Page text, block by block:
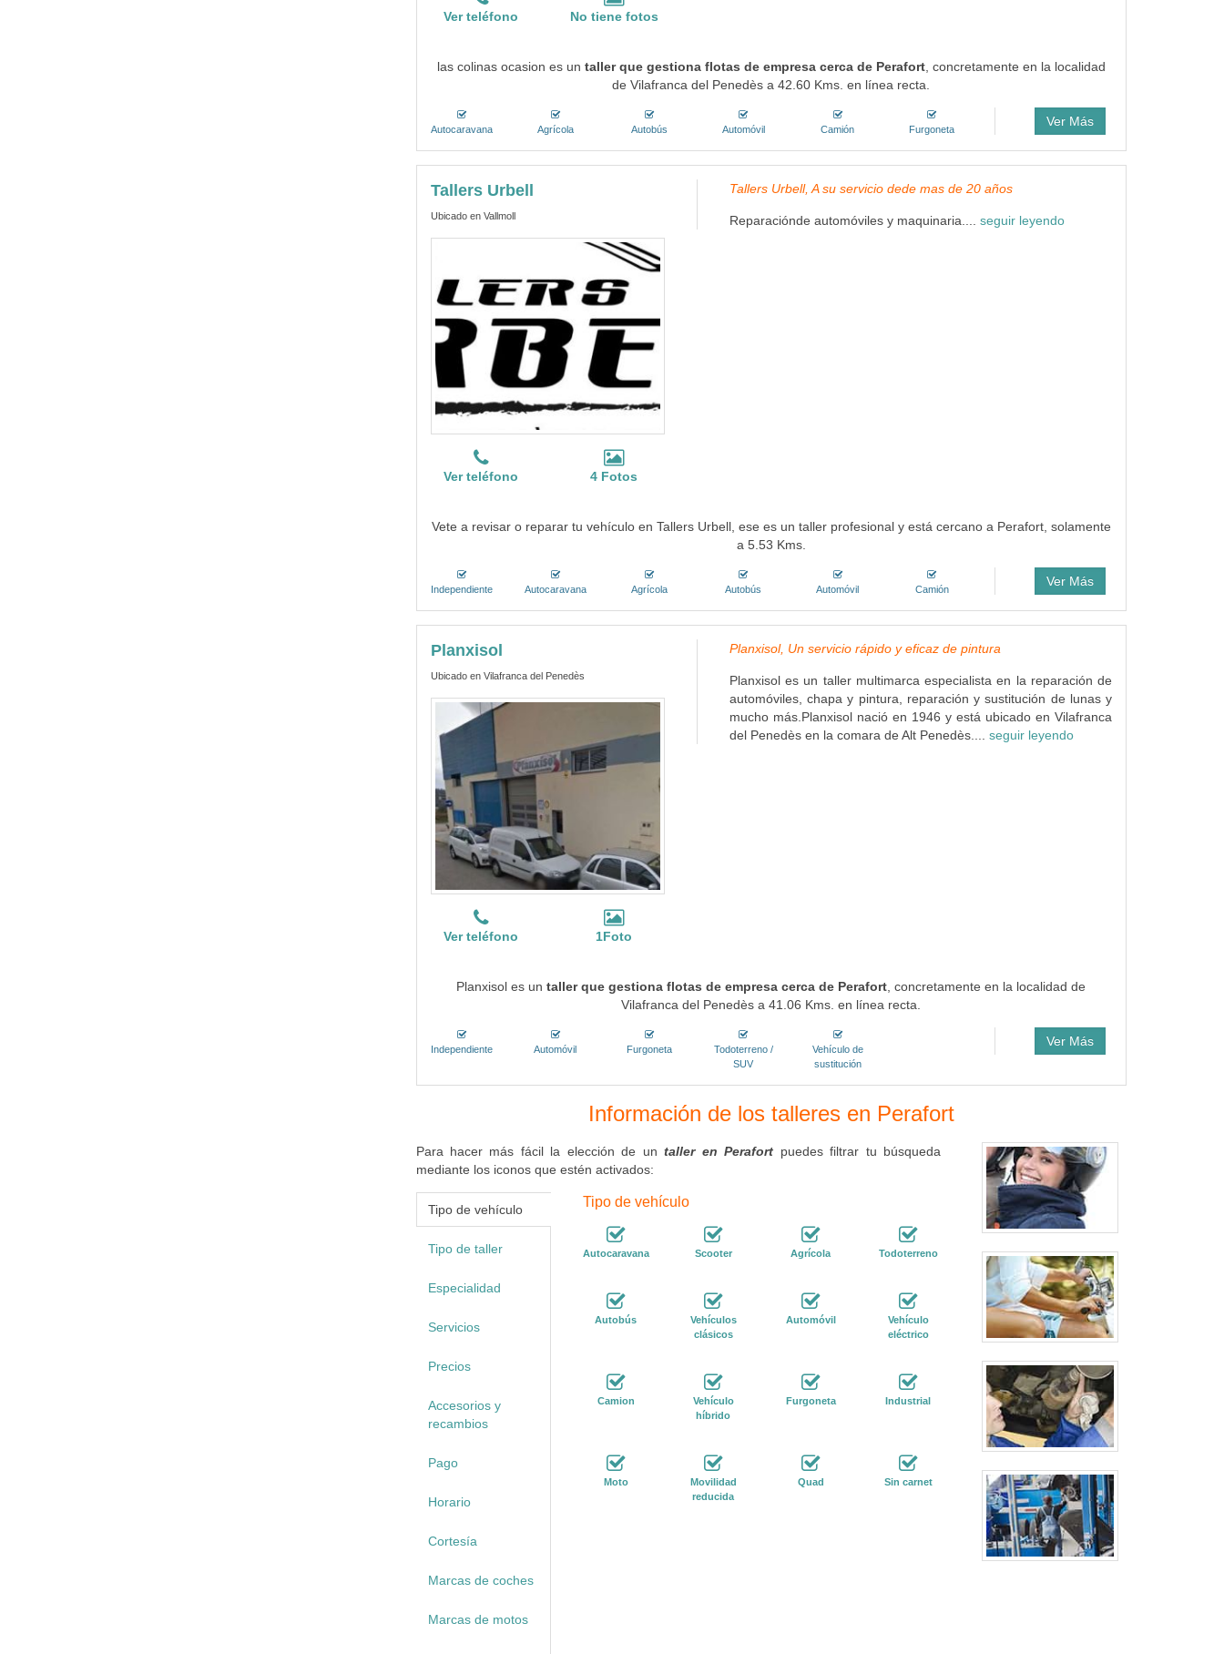
Ver teléfono No tiene fotos
las colinas ocasion es un taller que gestiona flotas de empresa cerca de Perafort, concretamente en la localidad
de Vilafranca del Penedès a 42.60 Kms. en línea recta.
Autocaravana Agrícola Autobús Automóvil Camión Furgoneta
Ver Más
Tallers Urbell
Ubicado en Vallmoll
Ver teléfono 4 Fotos
Tallers Urbell, A su servicio dede mas de 20 años
Reparaciónde automóviles y maquinaria.... seguir leyendo
Vete a revisar o reparar tu vehículo en Tallers Urbell, ese es un taller profesional y está cercano a Perafort, solamente
a 5.53 Kms.
Independiente Autocaravana Agrícola Autobús Automóvil Camión
Ver Más
Planxisol
Ubicado en Vilafranca del Penedès
Ver teléfono 1Foto
Planxisol, Un servicio rápido y eficaz de pintura
Planxisol es un taller multimarca especialista en la reparación de
automóviles, chapa y pintura, reparación y sustitución de lunas y
mucho más.Planxisol nació en 1946 y está ubicado en Vilafranca
del Penedès en la comara de Alt Penedès.... seguir leyendo
Planxisol es untaller que gestiona flotas de empresa cerca de Perafort , concretamente en la localidad de
Vilafranca del Penedès a 41.06 Kms. en línea recta.
Independiente Automóvil Furgoneta
Todoterreno /
SUV
Vehículo de
sustitución
Ver Más
Información de los talleres en Perafort
Para hacer más fácil la elección de untaller en Perafort puedes filtrar tu búsqueda
mediante los iconos que estén activados:
Tipo de vehículo
Tipo de taller
Especialidad
Servicios
Precios
Accesorios y
recambios
Pago
Horario
Cortesía
Marcas de coches
Marcas de motos
Tipo de vehículo
Autocaravana Scooter Agrícola Todoterreno
Autobús
Vehículos
clásicos
Automóvil
Vehículo
eléctrico
Camion
Vehículo
híbrido
Furgoneta Industrial
Moto
Movilidad
reducida
Quad Sin carnet